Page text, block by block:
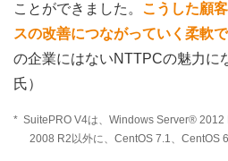
ことができました。 こうした顧
スの改善につながっていく柔軟
の企業にはないNTTPCの魅力に
氏）
* SuitePRO V4は、Windows Server®
2008 R2以外に、CentOS 7.1、CentOS